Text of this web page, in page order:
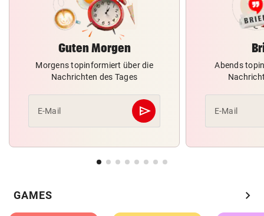
Guten Morgen
Morgens topinformiert über die
Nachrichten des Tages
E-Mail send
Abschicken
Abends
E-Mail
GAMES chevron_right